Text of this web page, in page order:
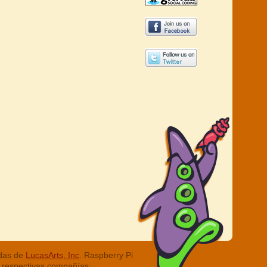
de LucasArts, Inc . Raspberry Pi